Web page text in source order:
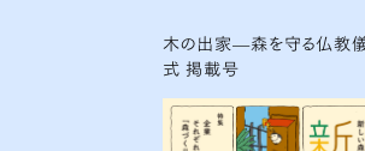
木の出家—森を守る仏教
式 掲載号